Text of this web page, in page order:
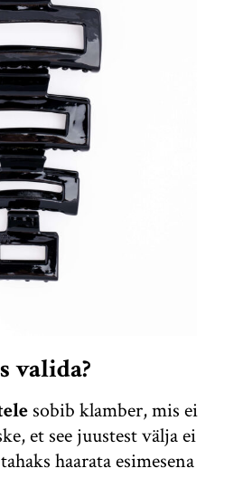
valida?
sobib klamber, mis ei
et see juustest välja ei
haarata esimesena